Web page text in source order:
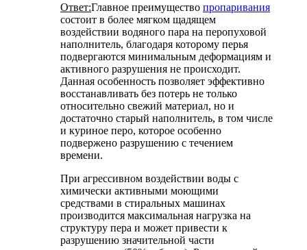
Ответ:Главное преимущество пропаривания
состоит в более мягком щадящем
воздействии водяного пара на перопуховой
наполнитель, благодаря которому перья
подвергаются минимальным деформациям и
активного разрушения не происходит.
Данная особенность позволяет эффективно
восстанавливать без потерь не только
относительно свежий материал, но и
достаточно старый наполнитель, в том числе
и куриное перо, которое особенно
подвержено разрушению с течением
времени.
При агрессивном воздействии воды с
химически активными моющими
средствами в стиральных машинах
производится максимальная нагрузка на
структуру пера и может привести к
разрушению значительной части